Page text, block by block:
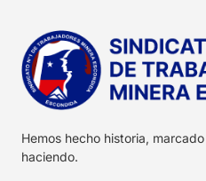
Hemos hecho historia,
haciendo.